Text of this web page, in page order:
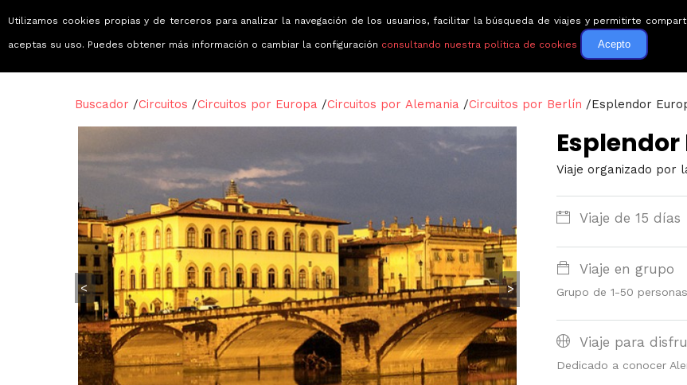
Circuitos Guías
Buscador /Circuitos /Circuitos por Europa /Circuitos por Alemania /Circuitos por Berlín /Esplendor
< >
Viaje organizado por
Viaje de 15 días
Viaje en grupo
Grupo de 1-50 personas
Viaje para
Dedicado a conocer
Utilizamos cookies propias y de terceros para analizar la navegación de los usuarios, facilitar la búsqueda de viajes y permitirte
aceptas su uso. Puedes obtener más información o cambiar la configuración consultando nuestra política de cookies Acepto